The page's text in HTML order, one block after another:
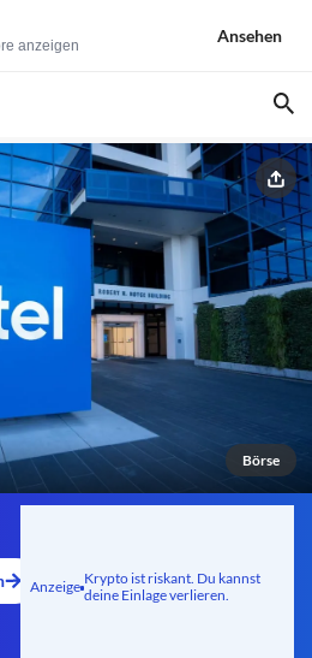
anzeigen
Ansehen
Börse
Anzeige Krypto ist riskant. Du kannst
deine Einlage verlieren.